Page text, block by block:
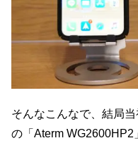
そんなこんなで、結局
の「Aterm WG2600HP2